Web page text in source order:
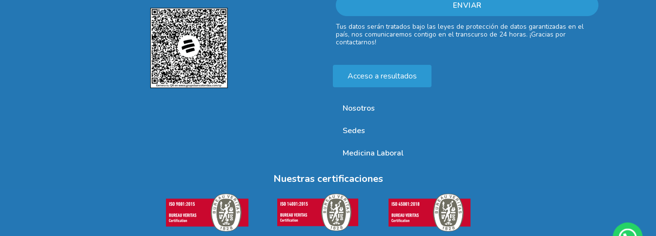
Tus datos serán tratados bajo las leyes de protección de datos garantizadas en el
país, nos comunicaremos contigo en el transcurso de 24 horas. ¡Gracias por
contactarnos!
Acceso a resultados
Nosotros
Sedes
Medicina Laboral
Nuestras certificaciones